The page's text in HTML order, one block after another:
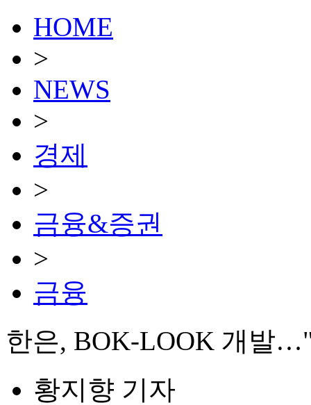
HOME
>
NEWS
>
경제
>
금융&증권
>
금융
한은, BOK-LOOK 개발
황지향 기자